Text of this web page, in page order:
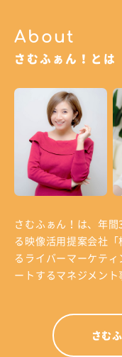
About
さむふぁん！とは
さむふぁん！は、年
る 映像活用提案会社
る ライバーマーケテ
ートするマネジメント
さむ